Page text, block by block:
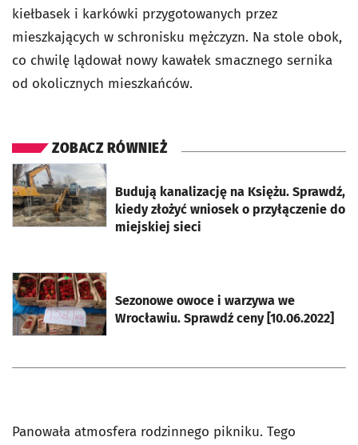
kiełbasek i karkówki przygotowanych przez
mieszkających w schronisku mężczyzn. Na stole obok,
co chwilę lądował nowy kawałek smacznego sernika
od okolicznych mieszkańców.
ZOBACZ RÓWNIEŻ
Budują kanalizację na Księżu. Sprawdź,
kiedy złożyć wniosek o przyłączenie do
miejskiej sieci
otworzy się w nowej karcie
Sezonowe owoce i warzywa we
Wrocławiu. Sprawdź ceny [10.06.2022]
otworzy się w nowej karcie
Panowała atmosfera rodzinnego pikniku. Tego